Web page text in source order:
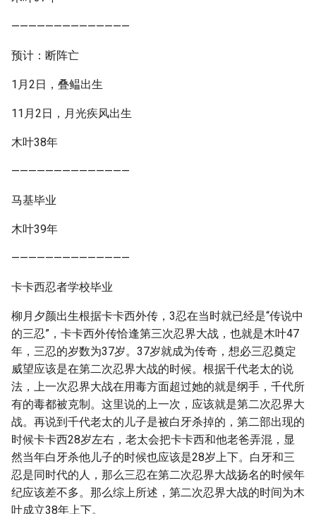
——————————————
预计：断阵亡
1月2日，叠鳁出生
11月2日，月光疾风出生
木叶38年
——————————————
马基毕业
木叶39年
——————————————
卡卡西忍者学校毕业
柳月夕颜出生根据卡卡西外传，3忍在当时就已经是“传说中
的三忍”，卡卡西外传恰逢第三次忍界大战，也就是木叶47
年，三忍的岁数为37岁。37岁就成为传奇，想必三忍奠定
威望应该是在第二次忍界大战的时候。根据千代老太的说
法，上一次忍界大战在用毒方面超过她的就是纲手，千代所
有的毒都被克制。这里说的上一次，应该就是第二次忍界大
战。再说到千代老太的儿子是被白牙杀掉的，第二部出现的
时候卡卡西28岁左右，老太会把卡卡西和他老爸弄混，显
然当年白牙杀他儿子的时候也应该是28岁上下。白牙和三
忍是同时代的人，那么三忍在第二次忍界大战扬名的时候年
纪应该差不多。那么综上所述，第二次忍界大战的时间为木
叶成立38年上下。